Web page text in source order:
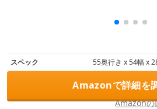
スペック
55奥行き x 54幅 x
Amazonで詳細を
Amazonの